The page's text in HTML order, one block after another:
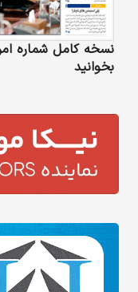
نسخه کامل شماره
بخوانید